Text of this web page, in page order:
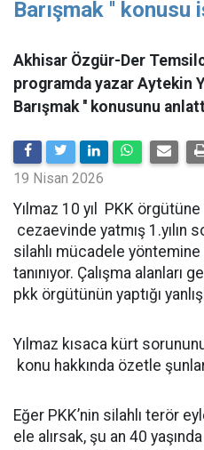
Barışmak '' konusu
Akhisar Özgür-Der
programda yazar Aytekin
Barışmak '' konusunu
19 Nisan 2026
Yılmaz 10 yıl PKK
cezaevinde yatmış 1.yılın
silahlı mücadele
tanınıyor. Çalışma
pkk örgütünün yaptığı
Yılmaz kısaca kürt
konu hakkında özetle
Eğer PKK’nin silahlı terör
ele alırsak, şu an 40